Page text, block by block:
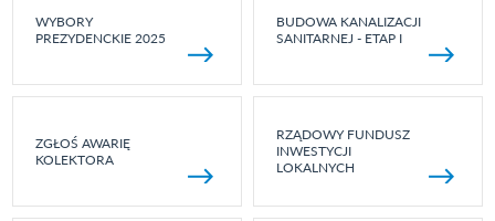
WYBORY
PREZYDENCKIE 2025
BUDOWA KANALIZACJI
SANITARNEJ - ETAP I
ZGŁOŚ AWARIĘ
KOLEKTORA
RZĄDOWY FUNDUSZ
INWESTYCJI
LOKALNYCH